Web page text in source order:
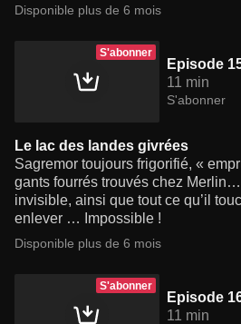
Disponible plus de 6 mois
S'abonner
Episode
11 min
S'abonner
Le lac des landes givrées
Sagremor toujours frigorifié, «
gants fourrés trouvés chez
invisible, ainsi que tout ce qu’il
enlever … Impossible !
Disponible plus de 6 mois
S'abonner
Episode
11 min